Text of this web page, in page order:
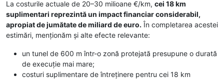
La costurile actuale de 20–30 milioane €/km, cei 18 km
suplimentari reprezintă un impact financiar considerabil,
apropiat de jumătate de miliard de euro. În completarea acestei
estimări, menționăm și alte efecte relevante:
un tunel de 600 m într-o zonă protejată presupune o durată
de execuție mai mare;
costuri suplimentare de întreținere pentru cei 18 km